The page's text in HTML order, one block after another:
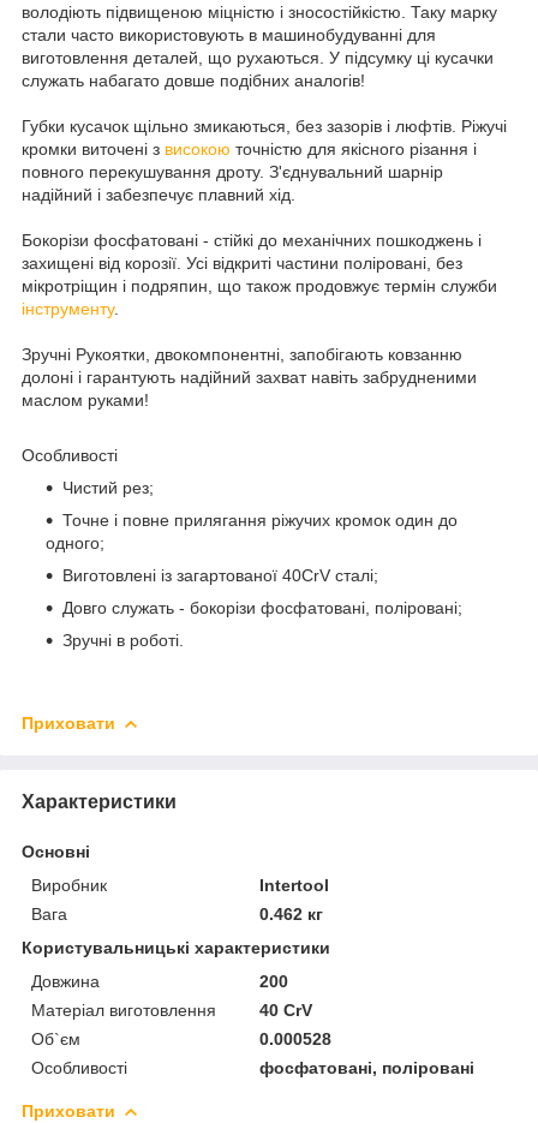
володіють підвищеною міцністю і зносостійкістю. Таку марку
стали часто використовують в машинобудуванні для
виготовлення деталей, що рухаються. У підсумку ці кусачки
служать набагато довше подібних аналогів!
Губки кусачок щільно змикаються, без зазорів і люфтів. Ріжучі
кромки виточені з високою точністю для якісного різання і
повного перекушування дроту. З'єднувальний шарнір
надійний і забезпечує плавний хід.
Бокорізи фосфатовані - стійкі до механічних пошкоджень і
захищені від корозії. Усі відкриті частини поліровані, без
мікротріщин і подряпин, що також продовжує термін служби
інструменту.
Зручні Рукоятки, двокомпонентні, запобігають ковзанню
долоні і гарантують надійний захват навіть забрудненими
маслом руками!
Особливості
Чистий рез;
Точне і повне прилягання ріжучих кромок один до
одного;
Виготовлені із загартованої 40CrV сталі;
Довго служать - бокорізи фосфатовані, поліровані;
Зручні в роботі.
Приховати
Характеристики
Основні
Виробник
Intertool
Вага
0.462 кг
Користувальницькі характеристики
Довжина
200
Матеріал виготовлення
40 CrV
Об`єм
0.000528
Особливості
фосфатовані, поліровані
Приховати